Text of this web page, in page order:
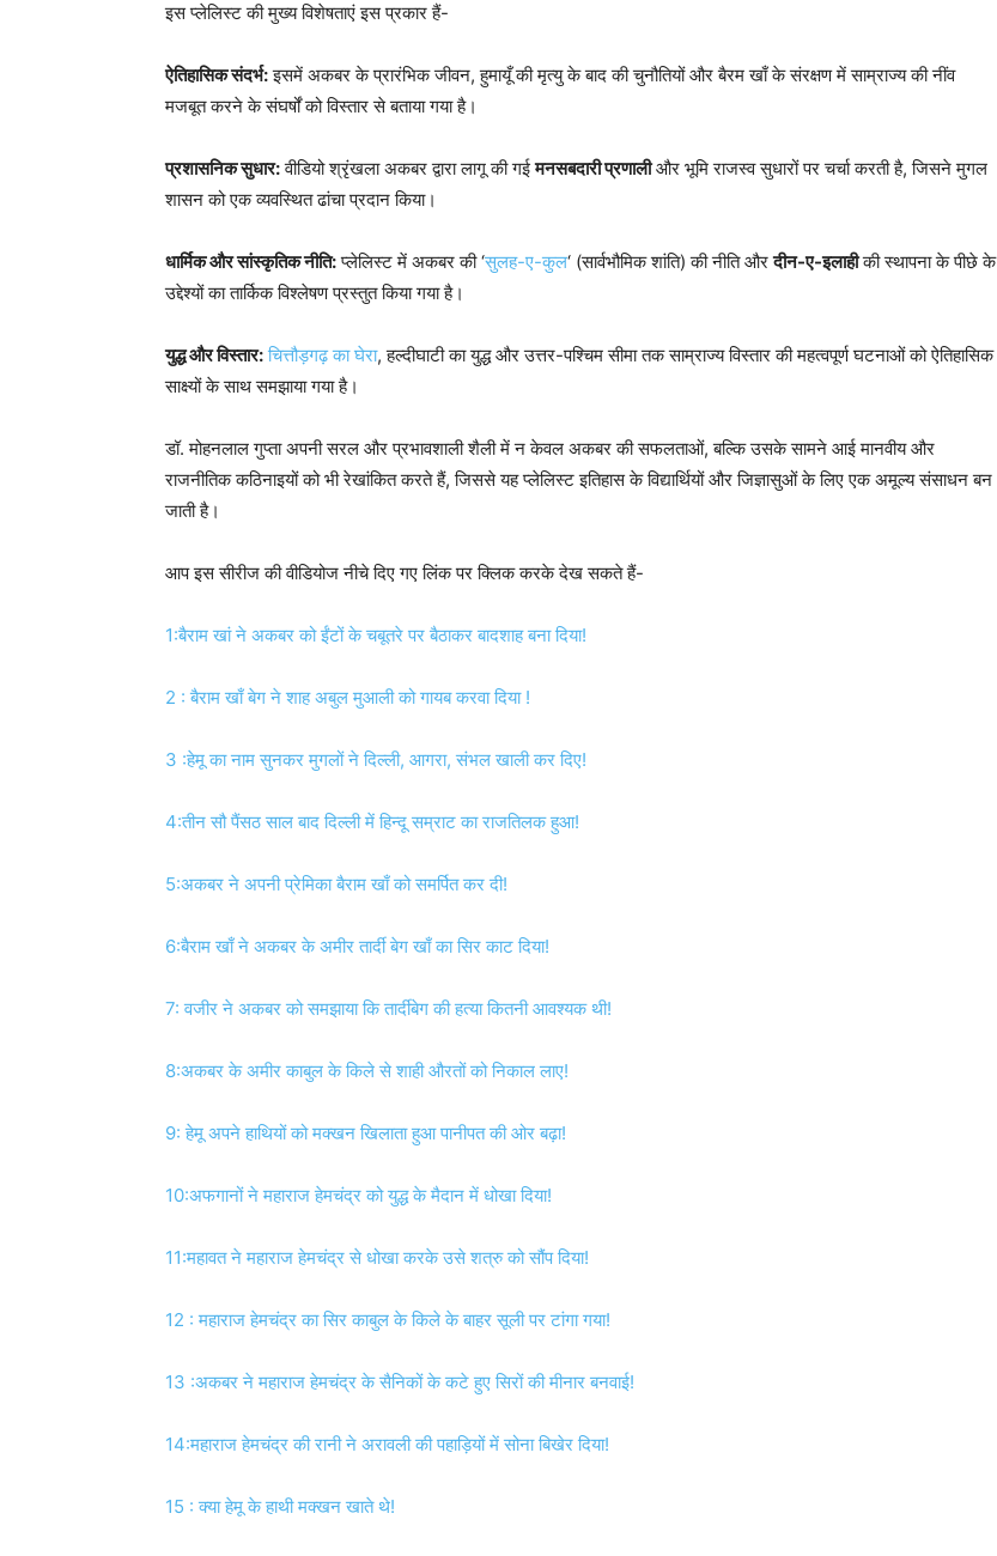
इस प्लेलिस्ट की मुख्य विशेषताएं इस प्रकार हैं-
ऐतिहासिक संदर्भ:इसमें अकबर के प्रारंभिक जीवन, हुमायूँ की मृत्यु के बाद की चुनौतियों और बैरम खाँ के संरक्षण में साम्राज्य की नींव
मजबूत करने के संघर्षों को विस्तार से बताया गया है।
प्रशासनिक सुधार:वीडियो श्रृंखला अकबर द्वारा लागू की गईमनसबदारी प्रणालीऔर भूमि राजस्व सुधारों पर चर्चा करती है, जिसने मुगल
शासन को एक व्यवस्थित ढांचा प्रदान किया।
धार्मिक और सांस्कृतिक नीति:प्लेलिस्ट में अकबर की ‘सुलह-ए-कुल‘ (सार्वभौमिक शांति) की नीति औरदीन-ए-इलाहीकी स्थापना के पीछे के
उद्देश्यों का तार्किक विश्लेषण प्रस्तुत किया गया है।
युद्ध और विस्तार: चित्तौड़गढ़ का घेरा, हल्दीघाटी का युद्ध और उत्तर-पश्चिम सीमा तक साम्राज्य विस्तार की महत्वपूर्ण घटनाओं को ऐतिहासिक
साक्ष्यों के साथ समझाया गया है।
डॉ. मोहनलाल गुप्ता अपनी सरल और प्रभावशाली शैली में न केवल अकबर की सफलताओं, बल्कि उसके सामने आई मानवीय और
राजनीतिक कठिनाइयों को भी रेखांकित करते हैं, जिससे यह प्लेलिस्ट इतिहास के विद्यार्थियों और जिज्ञासुओं के लिए एक अमूल्य संसाधन बन
जाती है।
आप इस सीरीज की वीडियोज नीचे दिए गए लिंक पर क्लिक करके देख सकते हैं-
1:बैराम खां ने अकबर को ईंटों के चबूतरे पर बैठाकर बादशाह बना दिया!
2 : बैराम खाँ बेग ने शाह अबुल मुआली को गायब करवा दिया !
3 :हेमू का नाम सुनकर मुगलों ने दिल्ली, आगरा, संभल खाली कर दिए!
4:तीन सौ पैंसठ साल बाद दिल्ली में हिन्दू सम्राट का राजतिलक हुआ!
5:अकबर ने अपनी प्रेमिका बैराम खाँ को समर्पित कर दी!
6:बैराम खाँ ने अकबर के अमीर तार्दी बेग खाँ का सिर काट दिया!
7: वजीर ने अकबर को समझाया कि तार्दीबेग की हत्या कितनी आवश्यक थी!
8:अकबर के अमीर काबुल के किले से शाही औरतों को निकाल लाए!
9: हेमू अपने हाथियों को मक्खन खिलाता हुआ पानीपत की ओर बढ़ा!
10:अफगानों ने महाराज हेमचंद्र को युद्ध के मैदान में धोखा दिया!
11:महावत ने महाराज हेमचंद्र से धोखा करके उसे शत्रु को सौंप दिया!
12 : महाराज हेमचंद्र का सिर काबुल के किले के बाहर सूली पर टांगा गया!
13 :अकबर ने महाराज हेमचंद्र के सैनिकों के कटे हुए सिरों की मीनार बनवाई!
14:महाराज हेमचंद्र की रानी ने अरावली की पहाड़ियों में सोना बिखेर दिया!
15 : क्या हेमू के हाथी मक्खन खाते थे!